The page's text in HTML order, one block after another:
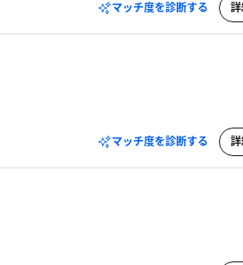
マッチ度を診断する
マッチ度を診断する